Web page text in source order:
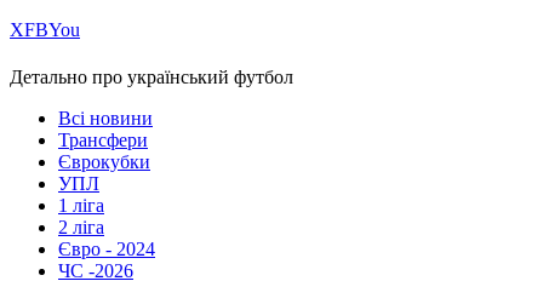
ХFBYou
Детально про український футбол
Всі новини
Трансфери
Єврокубки
УПЛ
1 ліга
2 ліга
Євро - 2024
ЧС -2026